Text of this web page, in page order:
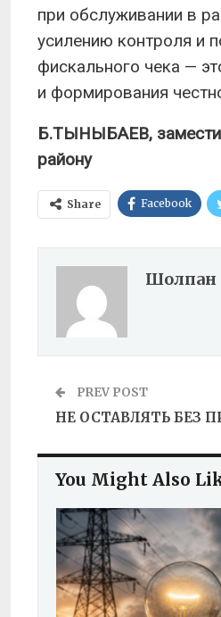
при обслуживании в
усилению контроля и
фискального чека —
и формирования
Б.ТЫНЫБАЕВ,
району
Share Facebook
Шолпан
PREV POST
НЕ ОСТАВЛЯТЬ БЕЗ
You Might Also